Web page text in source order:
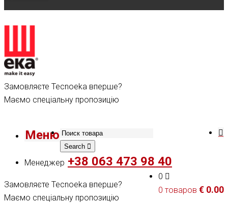
Замовляєте Tecnoeka вперше?
Маємо спеціальну пропозицію
Меню
Search
Менеджер +38 063 473 98 40
0
0 товаров € 0.00
Замовляєте Tecnoeka вперше?
Маємо спеціальну пропозицію